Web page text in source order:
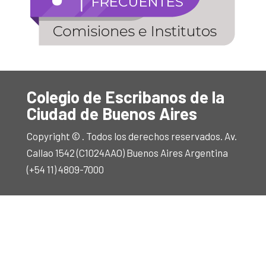
Colegio de Escribanos de la
Ciudad de Buenos Aires
Copyright © . Todos los derechos reservados. Av.
Callao 1542 (C1024AAO) Buenos Aires Argentina
(+54 11) 4809-7000